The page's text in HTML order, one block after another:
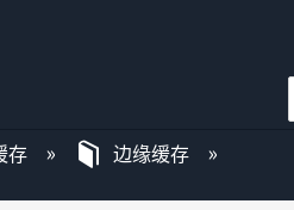
存 边缘缓存